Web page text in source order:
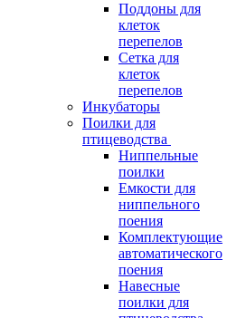
Поддоны для
клеток
перепелов
Сетка для
клеток
перепелов
Инкубаторы
Поилки для
птицеводства
Ниппельные
поилки
Емкости для
ниппельного
поения
Комплектующие
автоматического
поения
Навесные
поилки для